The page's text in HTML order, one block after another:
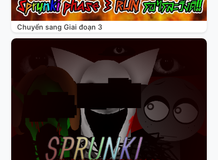
Chuyển sang Giai đoạn 3